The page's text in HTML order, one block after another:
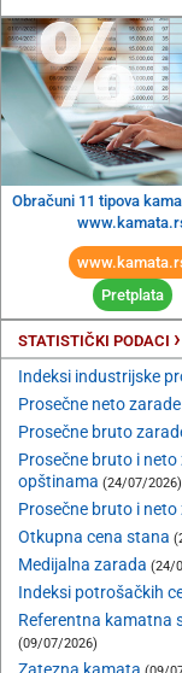
Obračuni 11 tipova
Pretplata
STATISTIČKI PODACI ›
Indeksi industrijske
Prosečne neto
Prosečne bruto
Prosečne bruto i
opštinama (24/07/2026)
Prosečne bruto i
Otkupna cena stana
Medijalna zarada (24/
Indeksi potrošačkih
Referentna kamatna
(09/07/2026)